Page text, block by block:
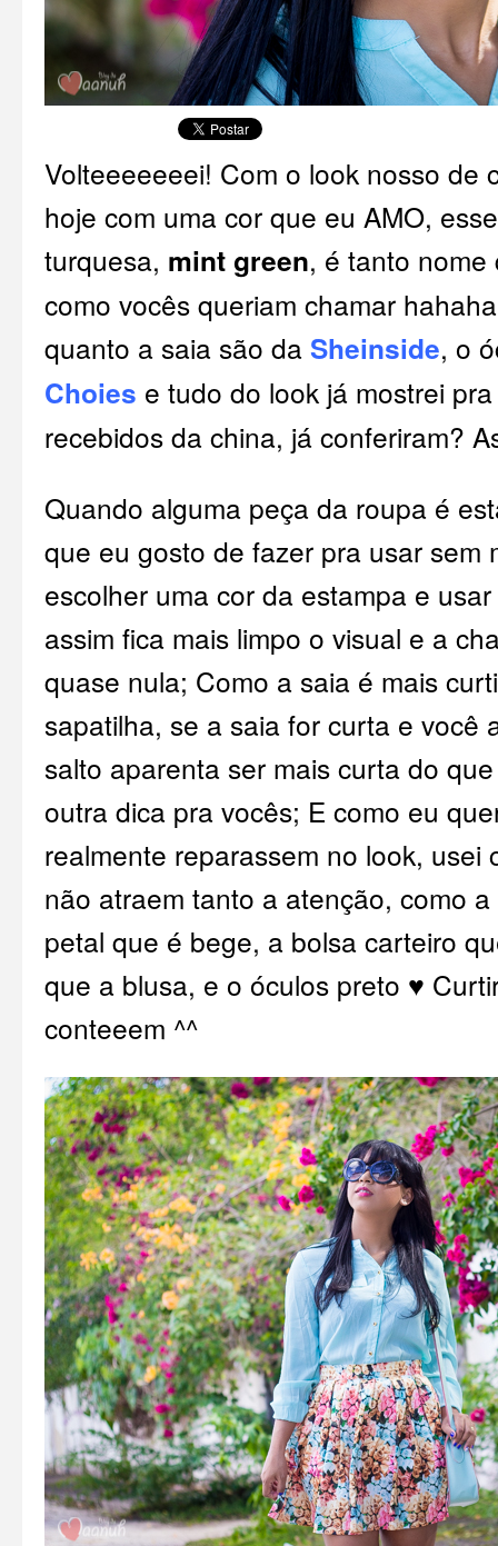
Volteeeeeeei! Com o look nosso de
hoje com uma cor que eu AMO,
turquesa, mint green, é tanto
como vocês queriam chamar
quanto a saia são da Sheinside, o
Choies e tudo do look já mostrei
recebidos da china, já conferiram?
Quando alguma peça da roupa é
que eu gosto de fazer pra usar sem
escolher uma cor da estampa e
assim fica mais limpo o visual e a
quase nula; Como a saia é mais
sapatilha, se a saia for curta e você
salto aparenta ser mais curta do
outra dica pra vocês; E como eu
realmente reparassem no look, usei
não atraem tanto a atenção, como
petal que é bege, a bolsa carteiro
que a blusa, e o óculos preto ♥
conteeem ^^